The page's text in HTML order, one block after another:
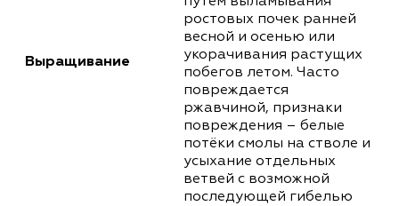
Выращивание
ростовых почек ранней
весной и осенью или
укорачивания растущих
побегов летом. Часто
повреждается
ржавчиной, признаки
повреждения – белые
потёки смолы на стволе и
усыхание отдельных
ветвей с возможной
последующей гибелью